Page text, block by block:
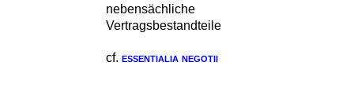
nebensächliche
Vertragsbestandteile
cf. essentialia negotii